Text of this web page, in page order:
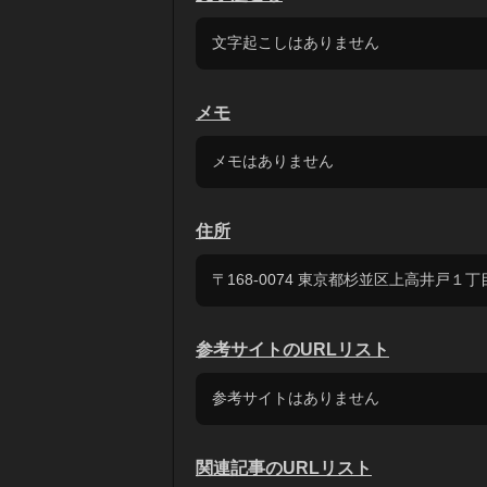
文字起こしはありません
メモ
メモはありません
住所
〒168-0074 東京都杉並区上高井戸１丁
参考サイトのURLリスト
参考サイトはありません
関連記事のURLリスト